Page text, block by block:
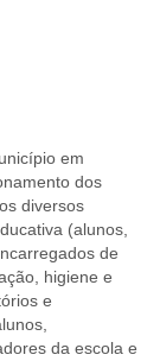
em
dos
diversos
(alunos,
de
higiene e
e
da escola e